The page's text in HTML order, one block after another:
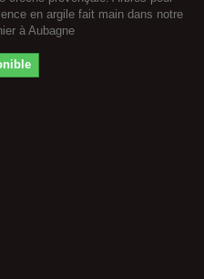
en argile fait main dans notre
à Aubagne